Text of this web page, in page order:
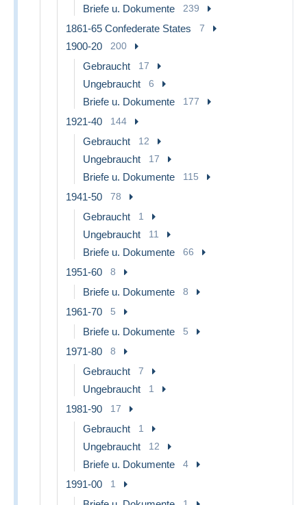
Briefe u. Dokumente 239
1861-65 Confederate States 7
1900-20 200
Gebraucht 17
Ungebraucht 6
Briefe u. Dokumente 177
1921-40 144
Gebraucht 12
Ungebraucht 17
Briefe u. Dokumente 115
1941-50 78
Gebraucht 1
Ungebraucht 11
Briefe u. Dokumente 66
1951-60 8
Briefe u. Dokumente 8
1961-70 5
Briefe u. Dokumente 5
1971-80 8
Gebraucht 7
Ungebraucht 1
1981-90 17
Gebraucht 1
Ungebraucht 12
Briefe u. Dokumente 4
1991-00 1